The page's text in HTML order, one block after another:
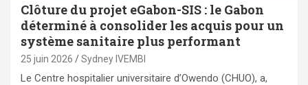
Clôture du projet eGabon-SIS : le Gabon
déterminé à consolider les acquis pour un
système sanitaire plus performant
25 juin 2026 Sydney IVEMBI
Le Centre hospitalier universitaire d’Owendo (CHUO), a,